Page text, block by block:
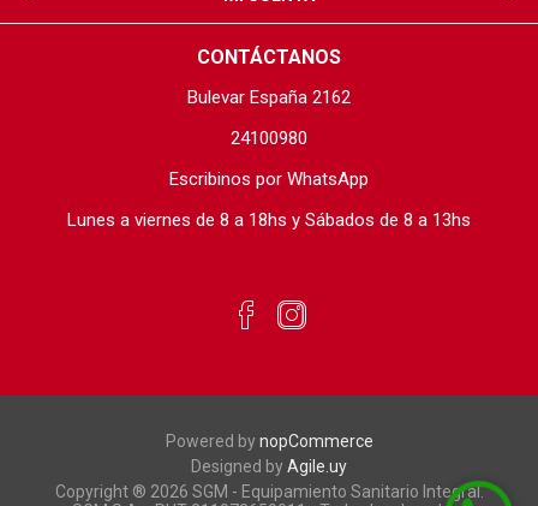
CONTÁCTANOS
Bulevar España 2162
24100980
Escribinos por WhatsApp
Lunes a viernes de 8 a 18hs y Sábados de 8 a 13hs
Powered bynopCommerce
Designed byAgile.uy
Copyright ® 2026 SGM - Equipamiento Sanitario Integral.